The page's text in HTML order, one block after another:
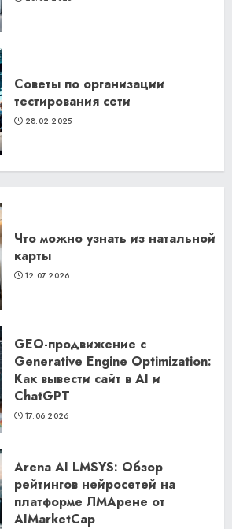
Советы по организации
тестирования сети
28.02.2025
Что можно узнать из натальной
карты
12.07.2026
GEO-продвижение с
Generative Engine Optimization:
Как вывести сайт в AI и
ChatGPT
17.06.2026
Arena AI LMSYS: Обзор
рейтингов нейросетей на
платформе ЛМАрене от
AIMarketCap